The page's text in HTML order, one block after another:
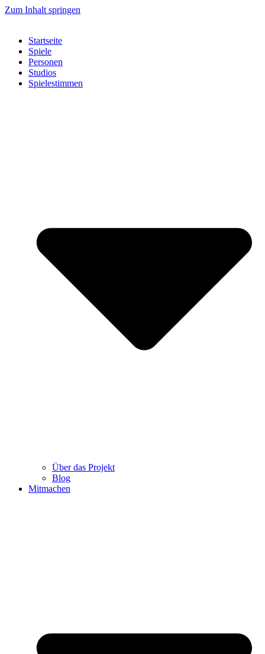
Zum Inhalt springen
Startseite
Spiele
Personen
Studios
Spielestimmen
Über das Projekt
Blog
Mitmachen